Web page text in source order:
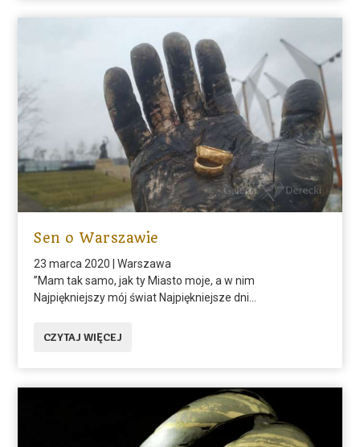
Sen o Warszawie
23 marca 2020 |Warszawa
”Mam tak samo, jak ty Miasto moje, a w nim
Najpiękniejszy mój świat Najpiękniejsze dni...
CZYTAJ WIĘCEJ